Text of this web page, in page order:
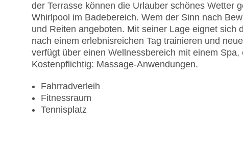
der Terrasse können die Urlauber schönes Wetter
Whirlpool im Badebereich. Wem der Sinn nach
und Reiten angeboten. Mit seiner Lage eignet sich
nach einem erlebnisreichen Tag trainieren und
verfügt über einen Wellnessbereich mit einem
Kostenpflichtig: Massage-Anwendungen.
Fahrradverleih
Fitnessraum
Tennisplatz